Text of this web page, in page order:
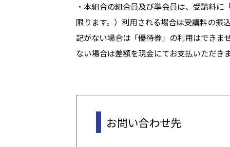
・本組合の組合員及び準会員は、受講料
限ります。）利用される場合は受講料の振
記がない場合は「優待券」の利用はできま
ない場合は差額を現金にてお支払いただき
お問い合わせ先